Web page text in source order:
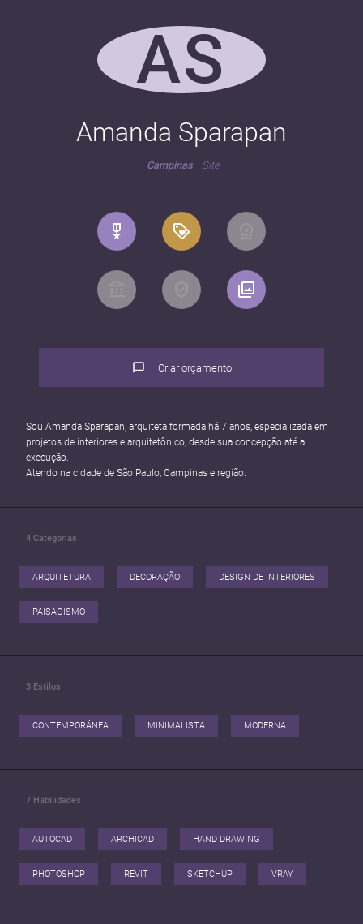
AS
Amanda Sparapan
Campinas Site
Criar orçamento
Sou Amanda Sparapan, arquiteta formada há 7 anos, especializada em
projetos de interiores e arquitetônico, desde sua concepção até a
execução.
Atendo na cidade de São Paulo, Campinas e região.
4 Categorias
ARQUITETURA DECORAÇÃO DESIGN DE INTERIORES
PAISAGISMO
3 Estilos
CONTEMPORÂNEA MINIMALISTA MODERNA
7 Habilidades
AUTOCAD ARCHICAD HAND DRAWING
PHOTOSHOP REVIT SKETCHUP VRAY